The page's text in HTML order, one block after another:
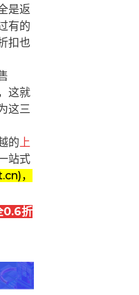
是返
有的
扣也
这就
这三
的上
站式
，
0.6折